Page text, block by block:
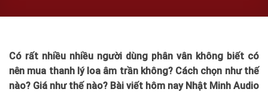
Có rất nhiều nhiều người dùng phân vân không biết có
nên mua thanh lý loa âm trần không? Cách chọn như thế
nào? Giá như thế nào? Bài viết hôm nay Nhật Minh Audio